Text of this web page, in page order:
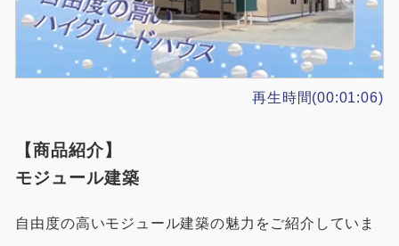
再生時間(00:01:06)
【商品紹介】
モジュール建築
自由度の高いモジュール建築の魅力をご紹介していま